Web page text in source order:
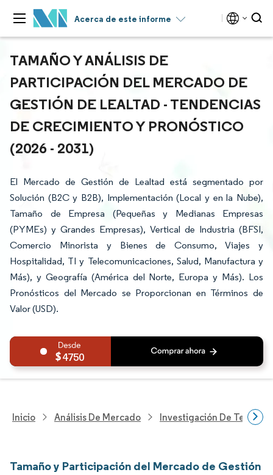
Acerca de este informe
TAMAÑO Y ANÁLISIS DE
PARTICIPACIÓN DEL MERCADO DE
GESTIÓN DE LEALTAD - TENDENCIAS
DE CRECIMIENTO Y PRONÓSTICO
(2026 - 2031)
El Mercado de Gestión de Lealtad está segmentado por
Solución (B2C y B2B), Implementación (Local y en la Nube),
Tamaño de Empresa (Pequeñas y Medianas Empresas
(PYMEs) y Grandes Empresas), Vertical de Industria (BFSI,
Comercio Minorista y Bienes de Consumo, Viajes y
Hospitalidad, TI y Telecomunicaciones, Salud, Manufactura y
Más), y Geografía (América del Norte, Europa y Más). Los
Pronósticos del Mercado se Proporcionan en Términos de
Valor (USD).
4750
Inicio Análisis De Mercado Investigación De
Tamaño y Participación del Mercado de Gestión